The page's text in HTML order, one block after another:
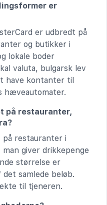
er
er udbredt på
og butikker i
lokale boder
valuta, bulgarsk lev
have kontanter til
hæveautomater.
på restauranter,
på restauranter i
giver drikkepenge
størrelse er
samlede beløb.
til tjeneren.